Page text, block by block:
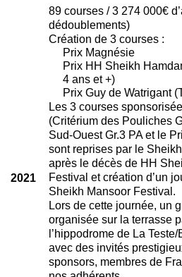
2021
89 courses / 3 274 000€
dédoublements)
Création de 3 courses :
Prix Magnésie
Prix HH Sheikh
4 ans et +)
Prix Guy de Watrigant
Les 3 courses
(Critérium des Pouliches
Sud-Ouest Gr.3 PA et le
sont reprises par le
après le décès de HH
Festival et création d’un
Sheikh Mansoor Festival.
Lors de cette journée, un
organisée sur la terrasse
l’hippodrome de La
avec des invités
sponsors, membres de